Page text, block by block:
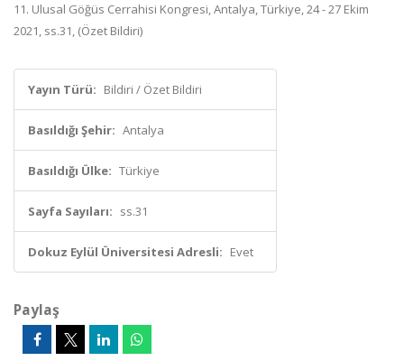
11. Ulusal Göğüs Cerrahisi Kongresi, Antalya, Türkiye, 24 - 27 Ekim
2021, ss.31, (Özet Bildiri)
Yayın Türü: Bildiri / Özet Bildiri
Basıldığı Şehir: Antalya
Basıldığı Ülke: Türkiye
Sayfa Sayıları: ss.31
Dokuz Eylül Üniversitesi Adresli: Evet
Paylaş